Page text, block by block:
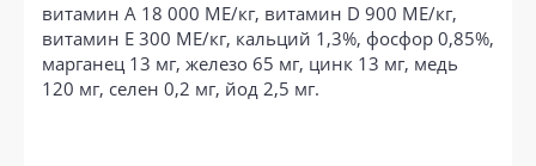
витамин А 18 000 ME/кг, витамин D 900 ME/кг,
витамин E 300 ME/кг, кальций 1,3%, фосфор 0,85%,
марганец 13 мг, железо 65 мг, цинк 13 мг, медь
120 мг, селен 0,2 мг, йод 2,5 мг.